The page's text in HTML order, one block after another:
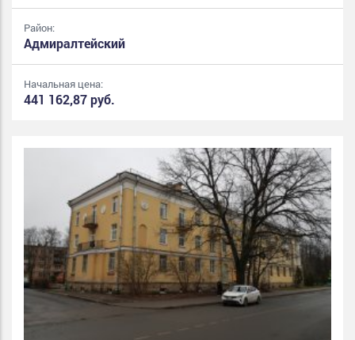
Район:
Адмиралтейский
Начальная цена:
441 162,87 руб.